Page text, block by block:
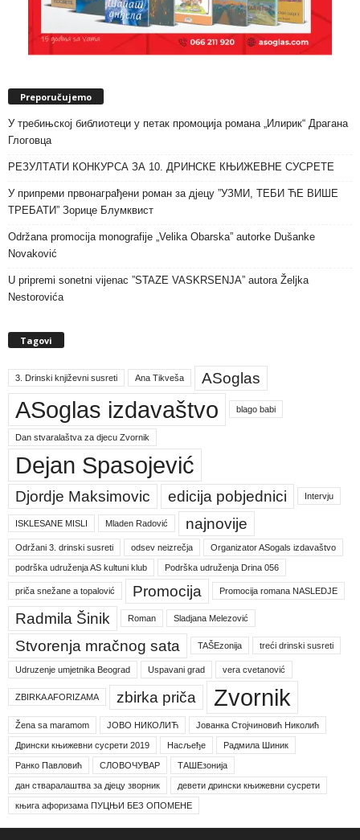
Preporučujemo
У требињској библиотеци у петак промоција романа „Илирик“ Драгана
Глоговца
РЕЗУЛТАТИ КОНКУРСА ЗА 10. ДРИНСКЕ КЊИЖЕВНЕ СУСРЕТЕ
У припреми првонаграђени роман за дјецу ”УЗМИ, ТЕБИ ЋЕ ВИШЕ
ТРЕБАТИ” Зорице Блумквист
Održana promocija monografije „Velika Obarska” autorke Dušanke
Novaković
U pripremi sonetni vijenac ”STAZE VASKRSENJA” autora Željka
Nestorovića
Tagovi
3. Drinski književni susreti Ana Tikveša ASoglas
ASoglas izdavaštvo blago babi
Dan stvaralaštva za djecu Zvornik
Dejan Spasojević
Djordje Maksimovic edicija pobjednici Intervju
ISKLESANE MISLI Mladen Radović najnovije
Održani 3. drinski susreti odsev neizrečja Organizator ASogals izdavaštvo
podrška udruženja AS kultuni klub Podrška udruženja Drina 056
priča snežane a topalović Promocija Promocija romana NASLEDJE
Radmila Šinik Roman Sladjana Melezović
Stvorenja mračnog sata TAŠEzonija treći drinski susreti
Udruzenje umjetnika Beograd Uspavani grad vera cvetanović
ZBIRKA AFORIZAMA zbirka priča Zvornik
Žena sa maramom ЈОВО НИКОЛИЋ Јованка Стојчиновић Николић
Дрински књижевни сусрети 2019 Насљеђе Радмила Шиник
Ранко Павловић СЛОВОЧУВАР ТАШЕзонија
дан стваралаштва за дјецу зворник девети дрински књижевни сусрети
књига афоризама ПУЦЊИ БЕЗ ОПОМЕНЕ